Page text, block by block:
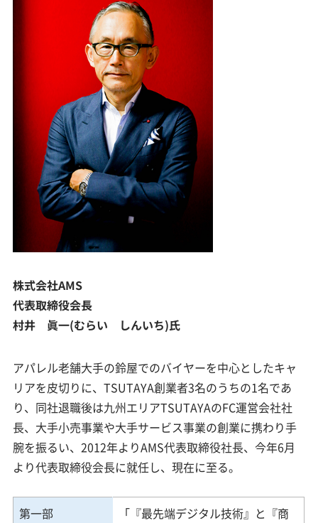
株式会社AMS
代表取締役会長
村井 眞一(むらい しんいち)氏
アパレル老舗大手の鈴屋でのバイヤーを中心としたキャ
リアを皮切りに、TSUTAYA創業者3名のうちの1名であ
り、同社退職後は九州エリアTSUTAYAのFC運営会社社
長、大手小売事業や大手サービス事業の創業に携わり手
腕を振るい、2012年よりAMS代表取締役社長、今年6月
より代表取締役会長に就任し、現在に至る。
第一部
「『最先端デジタル技術』と『商